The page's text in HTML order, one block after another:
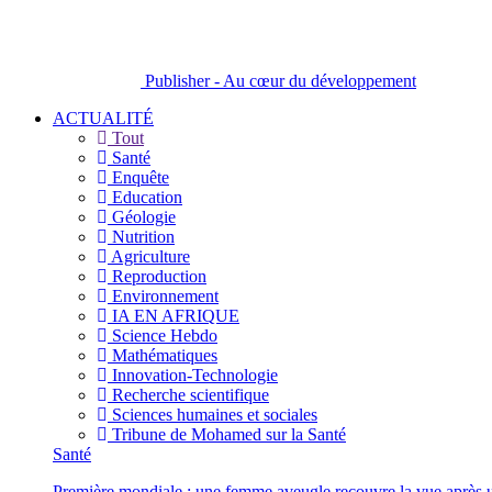
Publisher - Au cœur du développement
ACTUALITÉ
Tout
Santé
Enquête
Education
Géologie
Nutrition
Agriculture
Reproduction
Environnement
IA EN AFRIQUE
Science Hebdo
Mathématiques
Innovation-Technologie
Recherche scientifique
Sciences humaines et sociales
Tribune de Mohamed sur la Santé
Santé